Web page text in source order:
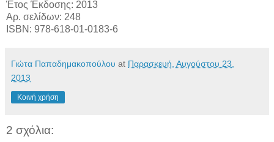
Έτος Έκδοσης: 2013
Αρ. σελίδων: 248
ISBN: 978-618-01-0183-6
Γιώτα Παπαδημακοπούλου at Παρασκευή, Αυγούστου 23,
2013
Κοινή χρήση
2 σχόλια: